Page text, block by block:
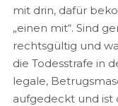
mit drin, dafür
„einen mit“. Sind
rechtsgültig und
die Todesstrafe in
legale,
aufgedeckt und ist